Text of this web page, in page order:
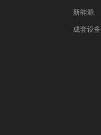
新能源
成套设备